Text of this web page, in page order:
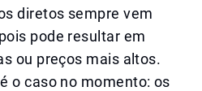
diretos sempre vem
pode resultar em
ou preços mais altos.
o caso no momento: os